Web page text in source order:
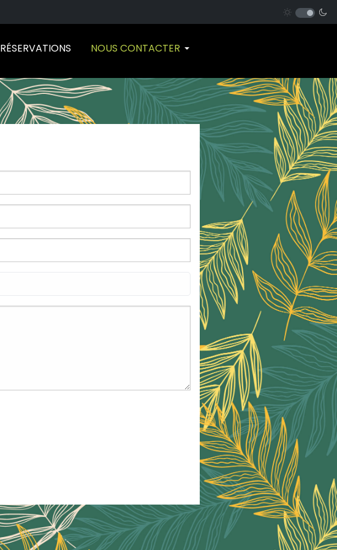
RÉSERVATIONS NOUS CONTACTER